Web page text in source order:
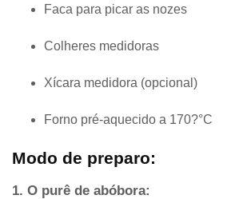
Faca para picar as nozes
Colheres medidoras
Xícara medidora (opcional)
Forno pré-aquecido a 170?°C
Modo de preparo:
1. O purê de abóbora: